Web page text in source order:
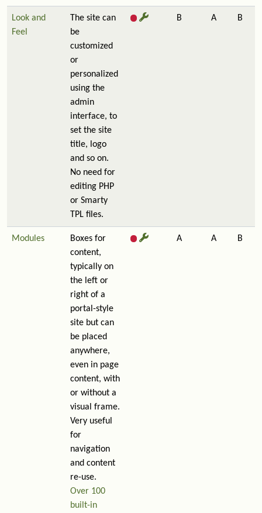
Look and
Feel
The site can
be
customized
or
personalized
using the
admin
interface, to
set the site
title, logo
and so on.
No need for
editing PHP
or Smarty
TPL files.
B A B
Modules
Boxes for
content,
typically on
the left or
right of a
portal-style
site but can
be placed
anywhere,
even in page
content, with
or without a
visual frame.
Very useful
for
navigation
and content
re-use.
Over 100
built-in
A A B